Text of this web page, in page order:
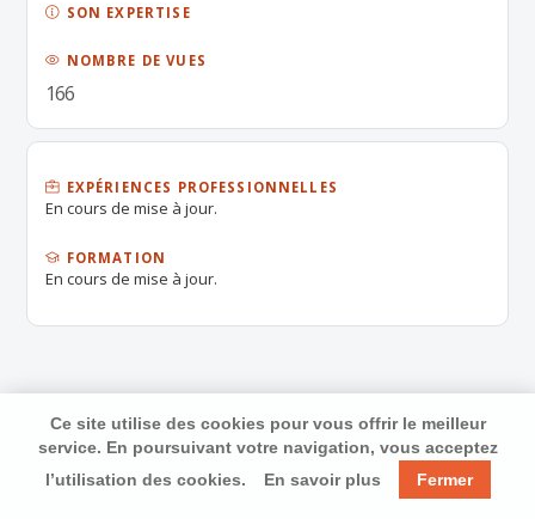
SON EXPERTISE
NOMBRE DE VUES
166
EXPÉRIENCES PROFESSIONNELLES
En cours de mise à jour.
FORMATION
En cours de mise à jour.
Ce site utilise des cookies pour vous offrir le meilleur
service. En poursuivant votre navigation, vous acceptez
l’utilisation des cookies.
En savoir plus Fermer